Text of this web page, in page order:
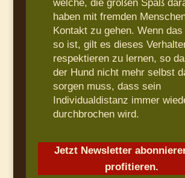
welche, die großen Spaß
haben mit fremden
Kontakt zu gehen. Wenn
so ist, gilt es dieses
respektieren zu lernen, so
der Hund nicht mehr selbst
sorgen muss, dass sein
Individualdistanz immer
durchbrochen wird.
Jetzt Newsletter
profitieren.